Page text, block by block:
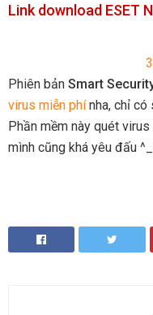
Link download ESET
Phiên bản Smart
virus miễn phínha, chỉ có
Phần mềm này quét
mình cũng khá yêu đấu